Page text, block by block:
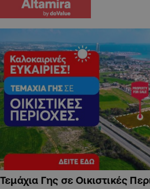
Τεμάχια Γης σε Οικιστικές